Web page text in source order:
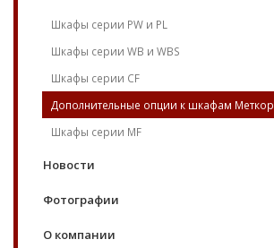
Шкафы серии PW и PL
Шкафы серии WB и WBS
Шкафы серии CF
Дополнительные опции к шкафам Меткор
Шкафы серии MF
Новости
Фотографии
О компании